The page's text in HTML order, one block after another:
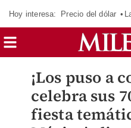
Hoy interesa: Precio del dólar
¡Los puso a
celebra sus
fiesta